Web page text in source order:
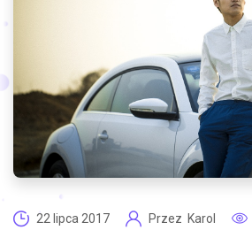
22 lipca 2017 Przez Karol